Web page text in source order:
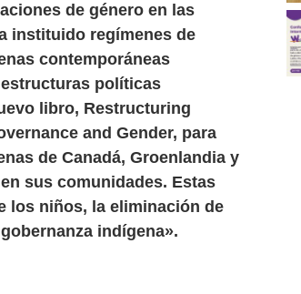
de género en las
instituido regímenes de
contemporáneas
políticas
libro, Restructuring
and Gender, para
de Canadá, Groenlandia y
sus comunidades. Estas
los niños, la eliminación de
indígena».